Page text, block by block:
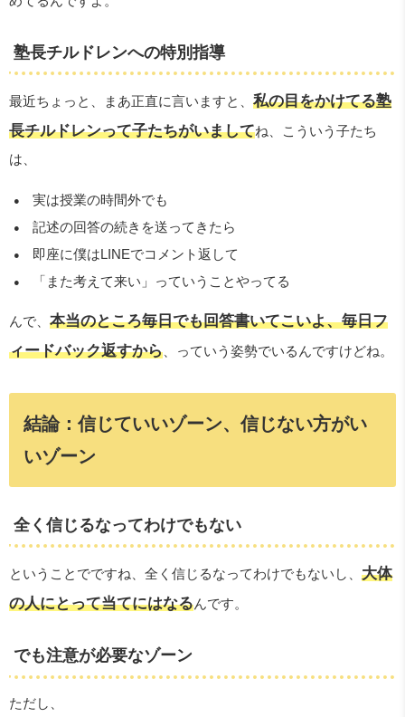
塾長チルドレンへの特別指導
最近ちょっと、まあ正直に言いますと、 私の目をかけてる塾
長チルドレンって子たちがいましてね、こういう子たち
は、
実は授業の時間外でも
記述の回答の続きを送ってきたら
即座に僕はLINEでコメント返して
「また考えて来い」っていうことやってる
んで、 本当のところ毎日でも回答書いてこいよ、毎日フ
ィードバック返すから 、っていう姿勢でいるんですけどね。
結論：信じていいゾーン、信じない方がい
いゾーン
全く信じるなってわけでもない
ということでですね、全く信じるなってわけでもないし、 大体
の人にとって当てにはなるんです。
でも注意が必要なゾーン
ただし、